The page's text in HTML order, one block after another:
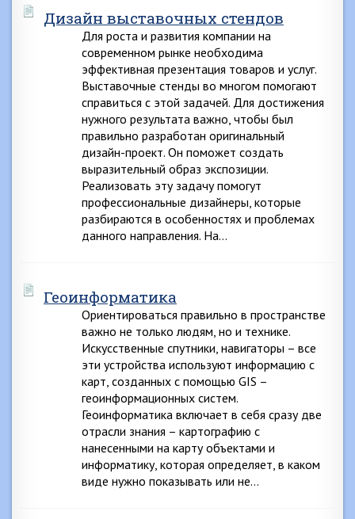
Дизайн выставочных стендов
Для роста и развития компании на
современном рынке необходима
эффективная презентация товаров и услуг.
Выставочные стенды во многом помогают
справиться с этой задачей. Для достижения
нужного результата важно, чтобы был
правильно разработан оригинальный
дизайн-проект. Он поможет создать
выразительный образ экспозиции.
Реализовать эту задачу помогут
профессиональные дизайнеры, которые
разбираются в особенностях и проблемах
данного направления. На…
Геоинформатика
Ориентироваться правильно в пространстве
важно не только людям, но и технике.
Искусственные спутники, навигаторы – все
эти устройства используют информацию с
карт, созданных с помощью GIS –
геоинформационных систем.
Геоинформатика включает в себя сразу две
отрасли знания – картографию с
нанесенными на карту объектами и
информатику, которая определяет, в каком
виде нужно показывать или не…